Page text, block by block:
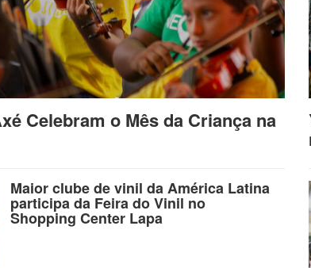
Celebram o Mês da Criança na
Maior clube de vinil da América Latina
participa da Feira do Vinil no
Shopping Center Lapa